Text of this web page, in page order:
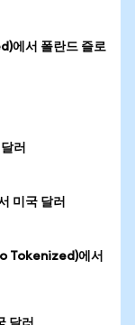
에서 폴란드 즐로
러
미국 달러
Tokenized)에서